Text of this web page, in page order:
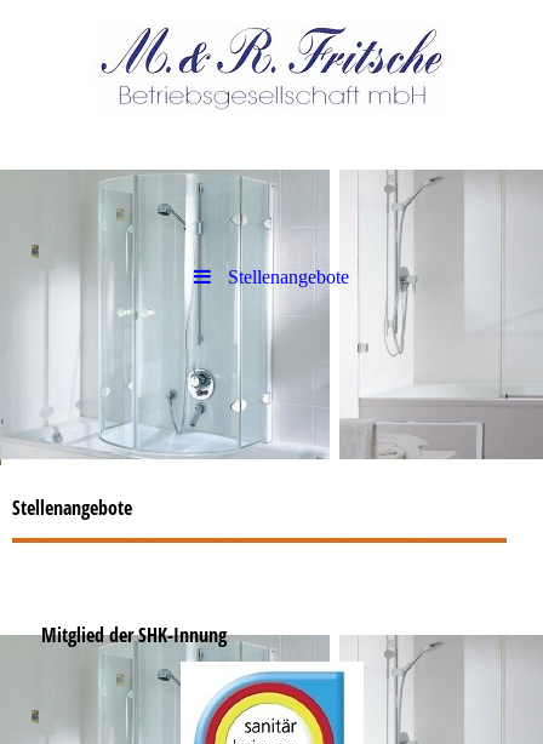
Stellenangebote
Stellenangebote
Mitglied der SHK-Innung